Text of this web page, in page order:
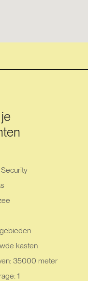
kasten
35000 meter
1